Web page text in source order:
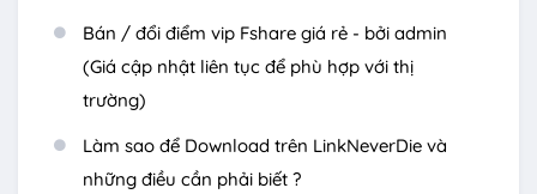
Bán / đổi điểm vip Fshare giá rẻ - bởi admin
(Giá cập nhật liên tục để phù hợp với thị
trường)
Làm sao để Download trên LinkNeverDie và
những điều cần phải biết ?